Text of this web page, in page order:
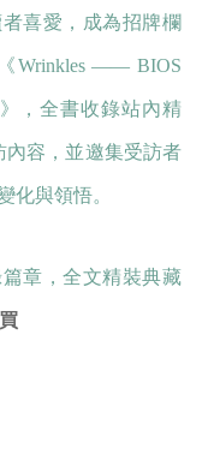
喜愛，成為招牌欄
Wrinkles —— BIOS
，全書收錄站內精
內容，並邀集受訪者
化與領悟。
章，全文精裝典藏